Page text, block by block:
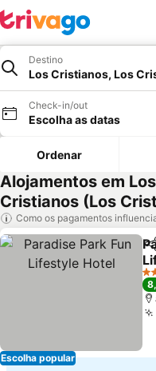
Destino
Los Cristianos, Los
Check-in/out
Escolha as datas
Ordenar
Alojamentos em
Cristianos (Los
Como os pagamentos
Escolha popular
4